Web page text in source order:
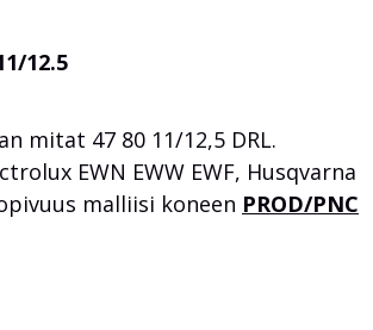
12.5
mitat 47 80 11/12,5 DRL.
EWN EWW EWF, Husqvarna
malliisi koneen PROD/PNC